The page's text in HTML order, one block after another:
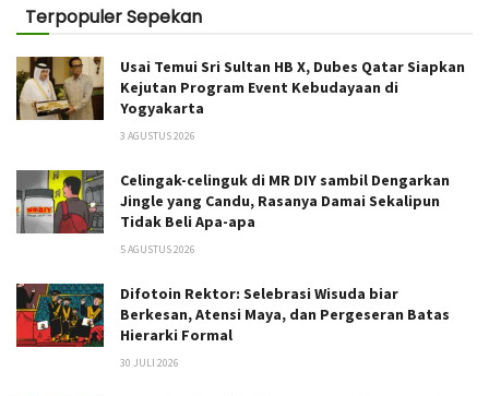
Terpopuler Sepekan
Usai Temui Sri Sultan HB X, Dubes Qatar Siapkan
Kejutan Program Event Kebudayaan di
Yogyakarta
3 AGUSTUS 2026
Celingak-celinguk di MR DIY sambil Dengarkan
Jingle yang Candu, Rasanya Damai Sekalipun
Tidak Beli Apa-apa
5 AGUSTUS 2026
Difotoin Rektor: Selebrasi Wisuda biar
Berkesan, Atensi Maya, dan Pergeseran Batas
Hierarki Formal
30 JULI 2026